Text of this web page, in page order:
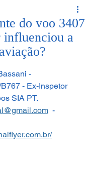
do voo 3407
influenciou a
de 5 estrelas.
-
- Ex-Inspetor
SIA PT.
-